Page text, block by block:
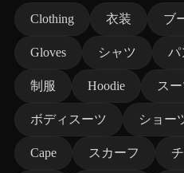
Clothing 衣装 ブ
Gloves シャツ パ
制服 Hoodie ス
ボディスーツ ショー
Cape スカーフ